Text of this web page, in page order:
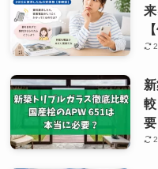
要